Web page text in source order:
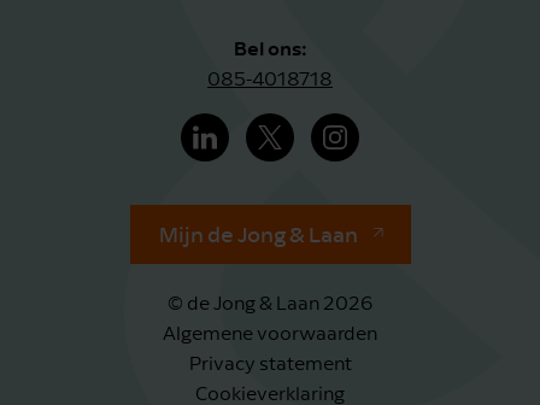
Bel ons:
085-4018718
Mijn de Jong & Laan
© de Jong & Laan 2026
Algemene voorwaarden
Privacy statement
Cookieverklaring